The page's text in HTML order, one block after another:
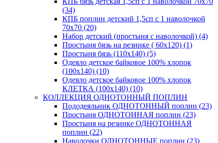
(34)
КПБ поплин детский 1,5сп с 1 наволочкой
70х70 (20)
Набор детский (простыня с наволочкой) (4)
Простыня бязь на резинке ( 60х120) (1)
Простыня бязь (110х140) (5)
Одеяло детское байковое 100% хлопок
(100х140) (10)
Одеяло детское байковое 100% хлопок
КЛЕТКА (100х140) (10)
КОЛЛЕКЦИЯ ОДНОТОННЫЙ ПОПЛИН
Пододеяльник ОДНОТОННЫЙ поплин (23)
Простыня ОДНОТОННАЯ поплин (23)
Простыня на резинке ОДНОТОННАЯ
поплин (22)
Наволочки ОДНОТОННЫЕ поплин (23)